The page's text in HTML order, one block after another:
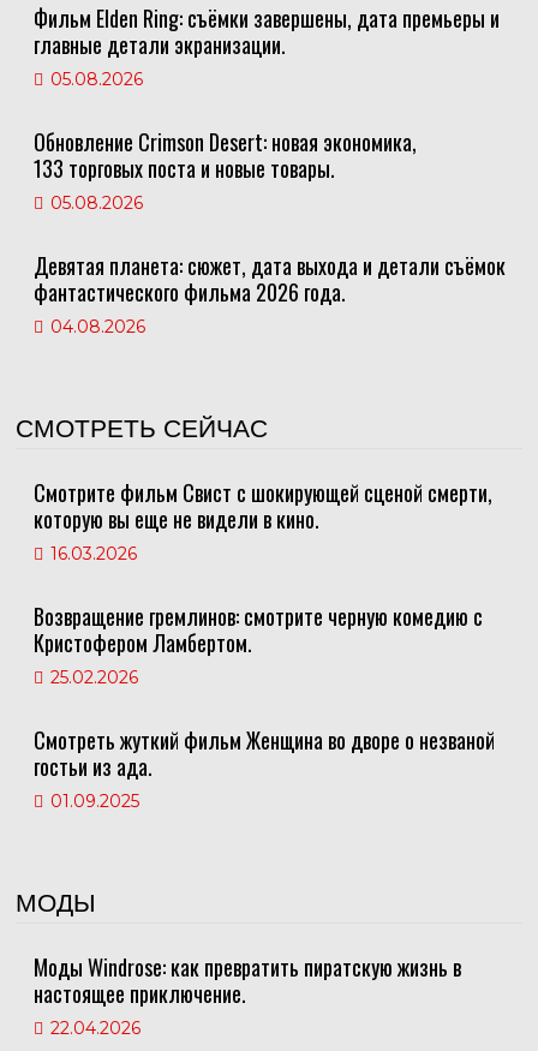
Фильм Elden Ring: съёмки завершены, дата премьеры и
главные детали экранизации.
05.08.2026
Обновление Crimson Desert: новая экономика,
133 торговых поста и новые товары.
05.08.2026
Девятая планета: сюжет, дата выхода и детали съёмок
фантастического фильма 2026 года.
04.08.2026
СМОТРЕТЬ СЕЙЧАС
Смотрите фильм Свист с шокирующей сценой смерти,
которую вы еще не видели в кино.
16.03.2026
Возвращение гремлинов: смотрите черную комедию с
Кристофером Ламбертом.
25.02.2026
Смотреть жуткий фильм Женщина во дворе о незваной
гостьи из ада.
01.09.2025
МОДЫ
Моды Windrose: как превратить пиратскую жизнь в
настоящее приключение.
22.04.2026